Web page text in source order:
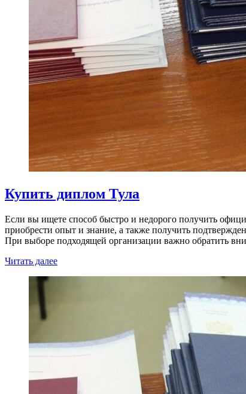
Купить диплом Тула
Если вы ищете способ быстро и недорого получить
приобрести опыт и знание, а также получить
При выборе подходящей организации важно обратить
Читать далее